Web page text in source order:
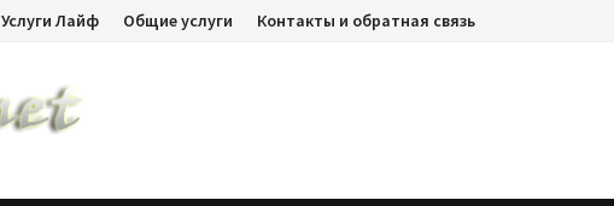
Услуги Лайф Общие услуги Контакты и обратная связь